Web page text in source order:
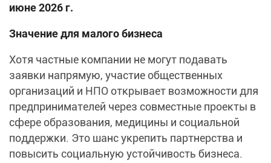
июне 2026 г.
Значение для малого бизнеса
Хотя частные компании не могут подавать
заявки напрямую, участие общественных
организаций и НПО открывает возможности для
предпринимателей через совместные проекты в
сфере образования, медицины и социальной
поддержки. Это шанс укрепить партнерства и
повысить социальную устойчивость бизнеса.